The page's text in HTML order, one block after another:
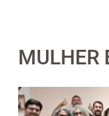
MULHER
View
Larger